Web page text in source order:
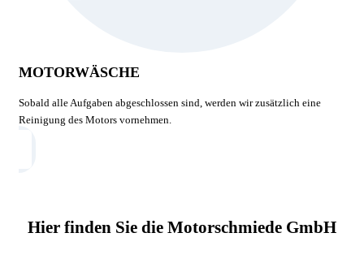
MOTORWÄSCHE
Sobald alle Aufgaben abgeschlossen sind, werden wir zusätzlich eine
Reinigung des Motors vornehmen.
Hier finden Sie die Motorschmiede GmbH